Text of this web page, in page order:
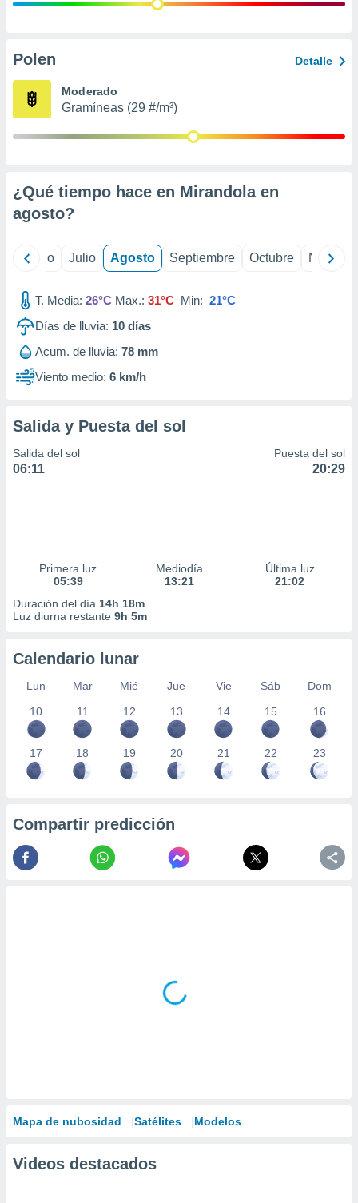
publicidad
de
Polen Detalle
Moderado
Gramíneas (29 #/m³)
¿Qué tiempo hace en Mirandola en
agosto?
Junio Julio Agosto Septiembre Octubre
T. Media: 26°C Max.: 31°C Min: 21°C
Días de lluvia: 10 días
Acum. de lluvia: 78 mm
Viento medio: 6 km/h
Salida y Puesta del sol
Salida del sol
06:11
Puesta del sol
20:29
Primera luz
05:39
Mediodía
13:21
Última luz
21:02
Duración del día 14h 18m
Luz diurna restante 9h 5m
Calendario lunar
Lun Mar Mié Jue Vie Sáb
Dom
10
11 12 13 14 15 16
17 18 19 20 21 22 23
Compartir predicción
Mapa de nubosidad Satélites Modelos
Videos destacados